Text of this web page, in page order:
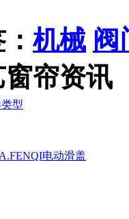
：机械 阀
窗帘资讯
型
电动滑盖